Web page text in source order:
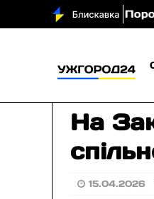
кіньми у Порошкові
На
15.04.2026